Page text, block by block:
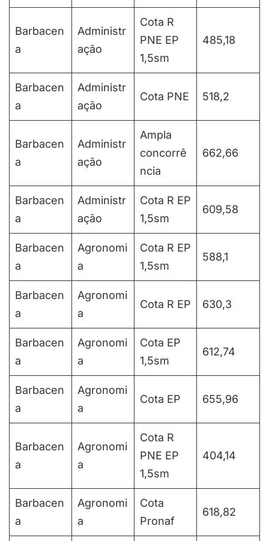
Barbacen
a
Administr
ação
Cota R
PNE EP
1,5sm
485,18
Barbacen
a
Administr
ação
Cota PNE 518,2
Barbacen
a
Administr
ação
Ampla
concorrê
ncia
662,66
Barbacen
a
Administr
ação
Cota R EP
1,5sm
609,58
Barbacen
a
Agronomi
a
Cota R EP
1,5sm
588,1
Barbacen
a
Agronomi
a
Cota R EP 630,3
Barbacen
a
Agronomi
a
Cota EP
1,5sm
612,74
Barbacen
a
Agronomi
a
Cota EP 655,96
Barbacen
a
Agronomi
a
Cota R
PNE EP
1,5sm
404,14
Barbacen
a
Agronomi
a
Cota
Pronaf
618,82